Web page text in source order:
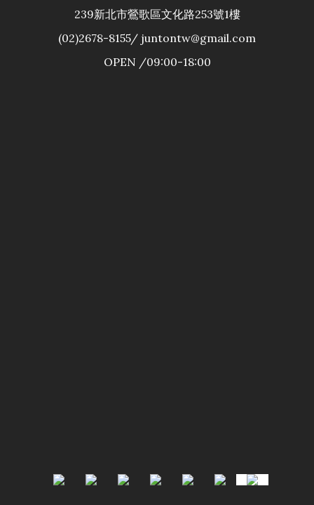
239新北市鶯歌區文化路253號1樓
(02)2678-8155/ juntontw@gmail.com
OPEN /09:00-18:00